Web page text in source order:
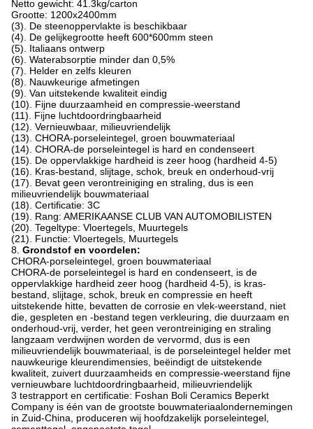
Netto gewicht: 41.3kg/carton
Grootte: 1200x2400mm
(3). De steenoppervlakte is beschikbaar
(4). De gelijkegrootte heeft 600*600mm steen
(5). Italiaans ontwerp
(6). Waterabsorptie minder dan 0,5%
(7). Helder en zelfs kleuren
(8). Nauwkeurige afmetingen
(9). Van uitstekende kwaliteit eindig
(10). Fijne duurzaamheid en compressie-weerstand
(11). Fijne luchtdoordringbaarheid
(12). Vernieuwbaar, milieuvriendelijk
(13). CHORA-porseleintegel, groen bouwmateriaal
(14). CHORA-de porseleintegel is hard en condenseert
(15). De oppervlakkige hardheid is zeer hoog (hardheid 4-5)
(16). Kras-bestand, slijtage, schok, breuk en onderhoud-vrij
(17). Bevat geen verontreiniging en straling, dus is een
milieuvriendelijk bouwmateriaal
(18). Certificatie: 3C
(19). Rang: AMERIKAANSE CLUB VAN AUTOMOBILISTEN
(20). Tegeltype: Vloertegels, Muurtegels
(21). Functie: Vloertegels, Muurtegels
8. Grondstof en voordelen:
CHORA-porseleintegel, groen bouwmateriaal
CHORA-de porseleintegel is hard en condenseert, is de
oppervlakkige hardheid zeer hoog (hardheid 4-5), is kras-
bestand, slijtage, schok, breuk en compressie en heeft
uitstekende hitte, bevatten de corrosie en vlek-weerstand, niet
die, gespleten en -bestand tegen verkleuring, die duurzaam en
onderhoud-vrij, verder, het geen verontreiniging en straling
langzaam verdwijnen worden de vervormd, dus is een
milieuvriendelijk bouwmateriaal, is de porseleintegel helder met
nauwkeurige kleurendimensies, beëindigt de uitstekende
kwaliteit, zuivert duurzaamheids en compressie-weerstand fijne
vernieuwbare luchtdoordringbaarheid, milieuvriendelijk
3 testrapport en certificatie: Foshan Boli Ceramics Beperkt
Company is één van de grootste bouwmateriaalondernemingen
in Zuid-China, produceren wij hoofdzakelijk porseleintegel,